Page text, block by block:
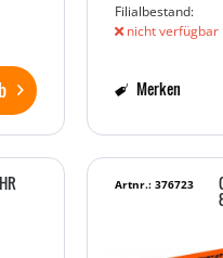
Filialbestand:
nicht verfügbar
Merken
Artnr.: 376723